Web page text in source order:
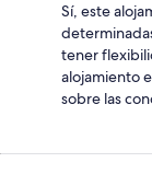
Sí, este
tener
alojamiento
sobre las